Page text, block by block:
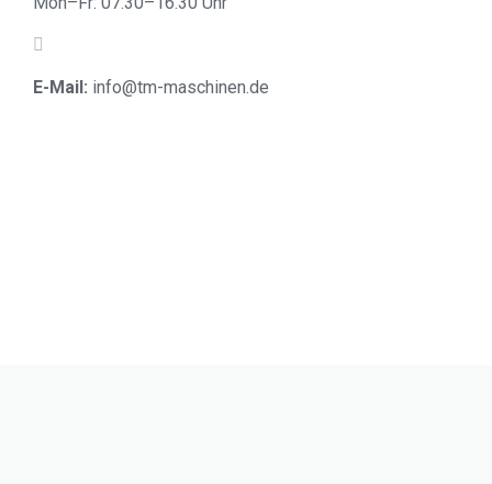
E-Mail: info@tm-maschinen.de